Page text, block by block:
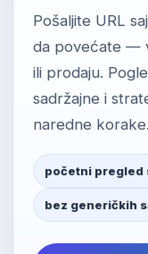
Pošaljite URL
da povećate —
ili prodaju.
sadržajne i
naredne korake.
početni pregled
bez generičkih